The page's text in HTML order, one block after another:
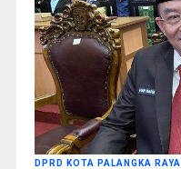
DPRD KOTA PALANGKA RAYA